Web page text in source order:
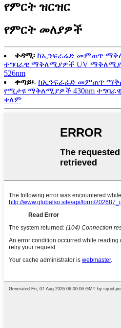
የምርት ዝርዝር
የምርት መለያዎች
ቀዳሚ፡ ከኢንፍራሬድ መምጠጥ
ተግባራዊ ማቅለሚያዎች UV
526nm
ቀጣይ፡- ከኢንፍራሬድ መምጠጥ
የሚታዩ ማቅለሚያዎች 430nm
ቀለም